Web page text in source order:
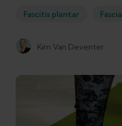
Fascitis plantar Fascia
Kim Van Deventer